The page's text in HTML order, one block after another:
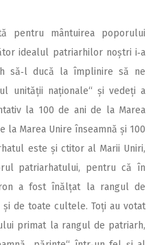
pentru mântuirea poporului
idealul patriarhilor noștri i‑a
să‑l ducă la împlinire să ne
unității naționale“ și vedeți a
la 100 de ani de la Marea
la Marea Unire înseamnă și 100
este și ctitor al Marii Uniri,
patriarhatului, pentru că în
a fost înălțat la rangul de
de toate cultele. Toți au votat
primat la rangul de patriarh,